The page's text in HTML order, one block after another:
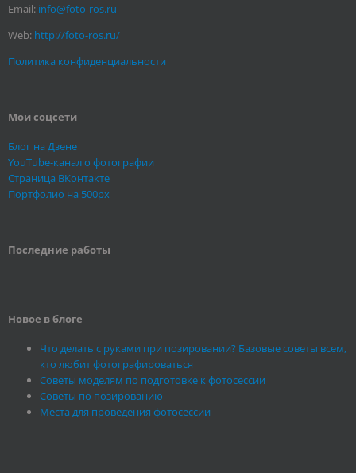
Email: info@foto-ros.ru
Web: http://foto-ros.ru/
Политика конфиденциальности
Мои соцсети
Блог на Дзене
YouTube-канал о фотографии
Страница ВКонтакте
Портфолио на 500px
Последние работы
Новое в блоге
Что делать с руками при позировании? Базовые советы всем,
кто любит фотографироваться
Советы моделям по подготовке к фотосессии
Советы по позированию
Места для проведения фотосессии